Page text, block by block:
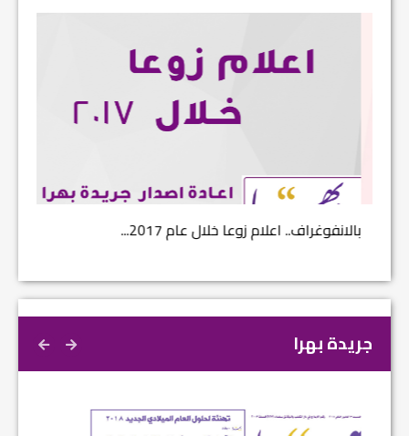
بالانفوغراف.. اعلام زوعا خلال عام 2017...
جريدة بهرا